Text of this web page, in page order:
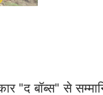
"द बॉब्स" से